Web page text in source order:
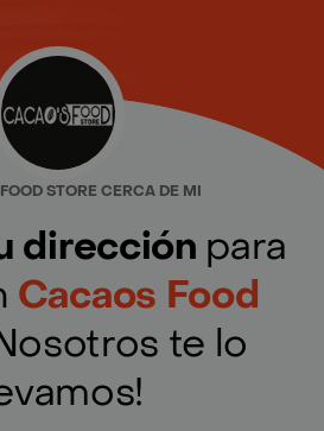
STORE CERCA DE MI
dirección para
Cacaos Food
te lo